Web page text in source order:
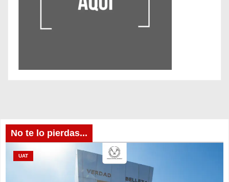
No te lo pierdas...
UAT